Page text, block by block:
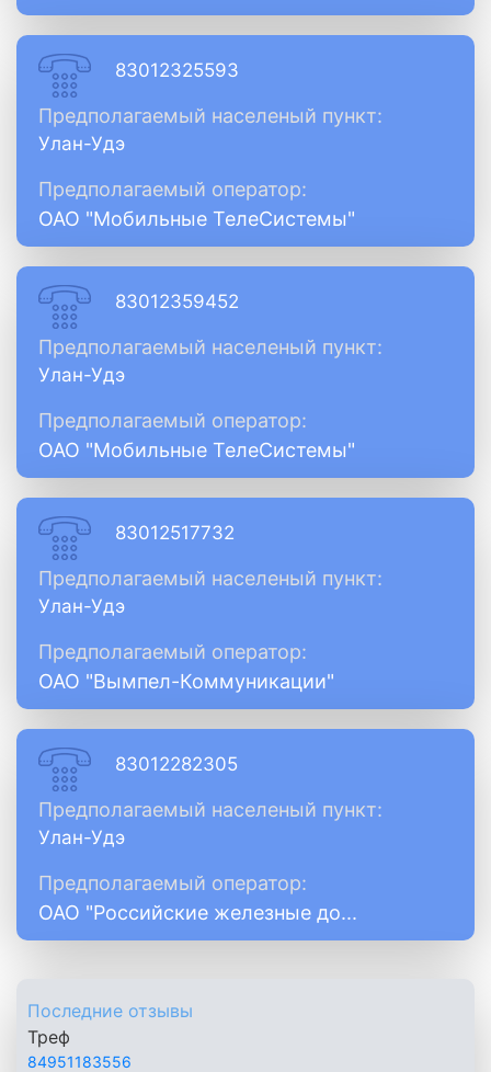
83012325593
Предполагаемый населеный пункт:
Улан-Удэ
Предполагаемый оператор:
ОАО "Мобильные ТелеСистемы"
83012359452
Предполагаемый населеный пункт:
Улан-Удэ
Предполагаемый оператор:
ОАО "Мобильные ТелеСистемы"
83012517732
Предполагаемый населеный пункт:
Улан-Удэ
Предполагаемый оператор:
ОАО "Вымпел-Коммуникации"
83012282305
Предполагаемый населеный пункт:
Улан-Удэ
Предполагаемый оператор:
ОАО "Российские железные до...
Последние отзывы
Треф
84951183556